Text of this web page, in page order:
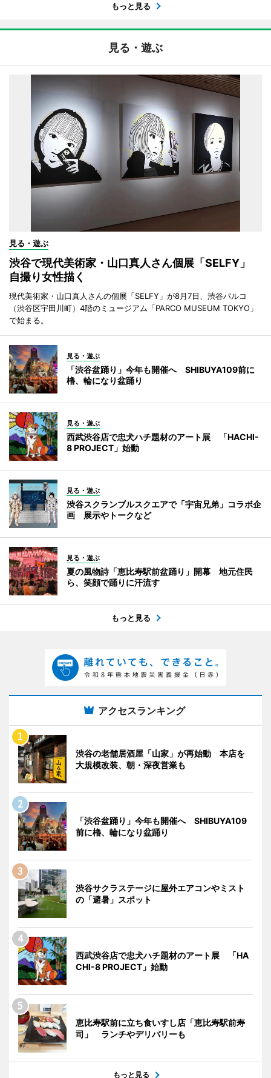
もっと見る
見る・遊ぶ
見る・遊ぶ
渋谷で現代美術家・山口真人さん個展「SELFY」
自撮り女性描く
現代美術家・山口真人さんの個展「SELFY」が8月7日、渋谷パルコ
（渋谷区宇田川町）4階のミュージアム「PARCO MUSEUM TOKYO」
で始まる。
見る・遊ぶ
「渋谷盆踊り」今年も開催へ SHIBUYA109前に
櫓、輪になり盆踊り
見る・遊ぶ
西武渋谷店で忠犬ハチ題材のアート展 「HACHI-
8 PROJECT」始動
見る・遊ぶ
渋谷スクランブルスクエアで「宇宙兄弟」コラボ企
画 展示やトークなど
見る・遊ぶ
夏の風物詩「恵比寿駅前盆踊り」開幕 地元住民
ら、笑顔で踊りに汗流す
もっと見る
アクセスランキング
渋谷の老舗居酒屋「山家」が再始動 本店を
大規模改装、朝・深夜営業も
「渋谷盆踊り」今年も開催へ SHIBUYA109
前に櫓、輪になり盆踊り
渋谷サクラステージに屋外エアコンやミスト
の「避暑」スポット
西武渋谷店で忠犬ハチ題材のアート展 「HA
CHI-8 PROJECT」始動
恵比寿駅前に立ち食いすし店「恵比寿駅前寿
司」 ランチやデリバリーも
もっと見る